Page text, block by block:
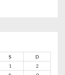
S
D
1
2